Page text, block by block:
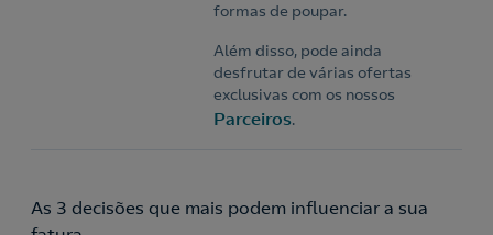
Acepto la política de protección de datos.
formas de poupar.
Além disso, pode ainda
desfrutar de várias ofertas
exclusivas com os nossos
Parceiros.
As 3 decisões que mais podem influenciar a sua